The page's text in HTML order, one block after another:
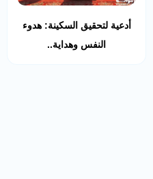
أدعية لتحقيق السكينة: هدوء
النفس وهداية..